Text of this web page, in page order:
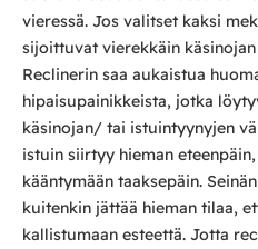
vieressä. Jos valitset kaksi
sijoittuvat vierekkäin
Reclinerin saa aukaistua
hipaisupainikkeista, jotka
käsinojan/ tai istuintyynyjen
istuin siirtyy hieman
kääntymään taaksepäin.
kuitenkin jättää hieman tilaa,
kallistumaan esteettä. Jotta